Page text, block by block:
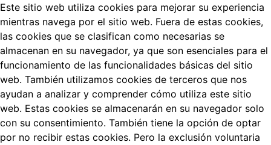
Este sitio web utiliza cookies para mejorar su experiencia
mientras navega por el sitio web. Fuera de estas cookies,
las cookies que se clasifican como necesarias se
almacenan en su navegador, ya que son esenciales para el
funcionamiento de las funcionalidades básicas del sitio
web. También utilizamos cookies de terceros que nos
ayudan a analizar y comprender cómo utiliza este sitio
web. Estas cookies se almacenarán en su navegador solo
con su consentimiento. También tiene la opción de optar
por no recibir estas cookies. Pero la exclusión voluntaria